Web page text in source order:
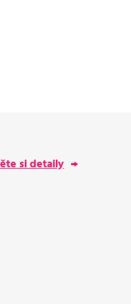
si detaily